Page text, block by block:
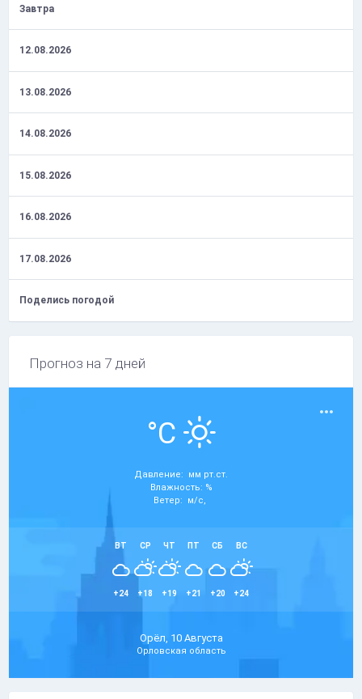
Завтра
12.08.2026
13.08.2026
14.08.2026
15.08.2026
16.08.2026
17.08.2026
Поделись погодой
Прогноз на 7 дней
°C
Давление: мм рт.ст.
Влажность: %
Ветер: м/с,
ВТ
+24
СР
+18
ЧТ
+19
ПТ
+21
СБ
+20
ВС
+24
Орёл, 10 Августа
Орловская область